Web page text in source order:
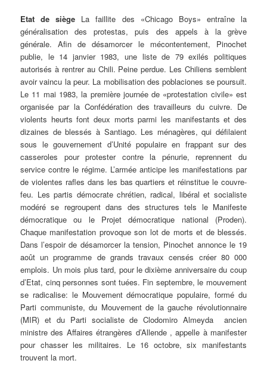
Etat de siège La faillite des «Chicago Boys» entraîne la
généralisation des protestas, puis des appels à la grève
générale. Afin de désamorcer le mécontentement, Pinochet
publie, le 14 janvier 1983, une liste de 79 exilés politiques
autorisés à rentrer au Chili. Peine perdue. Les Chiliens semblent
avoir vaincu la peur. La mobilisation des poblaciones se poursuit.
Le 11 mai 1983, la première journée de «protestation civile» est
organisée par la Confédération des travailleurs du cuivre. De
violents heurts font deux morts parmi les manifestants et des
dizaines de blessés à Santiago. Les ménagères, qui défilaient
sous le gouvernement d’Unité populaire en frappant sur des
casseroles pour protester contre la pénurie, reprennent du
service contre le régime. L’armée anticipe les manifestations par
de violentes rafles dans les bas quartiers et réinstitue le couvre-
feu. Les partis démocrate chrétien, radical, libéral et socialiste
modéré se regroupent dans des structures tels le Manifeste
démocratique ou le Projet démocratique national (Proden).
Chaque manifestation provoque son lot de morts et de blessés.
Dans l’espoir de désamorcer la tension, Pinochet annonce le 19
août un programme de grands travaux censés créer 80 000
emplois. Un mois plus tard, pour le dixième anniversaire du coup
d’Etat, cinq personnes sont tuées. Fin septembre, le mouvement
se radicalise: le Mouvement démocratique populaire, formé du
Parti communiste, du Mouvement de la gauche révolutionnaire
(MIR) et du Parti socialiste de Clodomiro Almeyda ­ ancien
ministre des Affaires étrangères d’Allende ­, appelle à manifester
pour chasser les militaires. Le 16 octobre, six manifestants
trouvent la mort.